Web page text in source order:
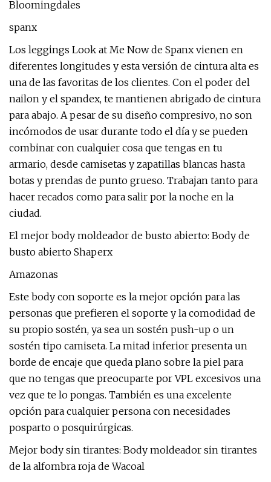
Bloomingdales
spanx
Los leggings Look at Me Now de Spanx vienen en
diferentes longitudes y esta versión de cintura alta es
una de las favoritas de los clientes. Con el poder del
nailon y el spandex, te mantienen abrigado de cintura
para abajo. A pesar de su diseño compresivo, no son
incómodos de usar durante todo el día y se pueden
combinar con cualquier cosa que tengas en tu
armario, desde camisetas y zapatillas blancas hasta
botas y prendas de punto grueso. Trabajan tanto para
hacer recados como para salir por la noche en la
ciudad.
El mejor body moldeador de busto abierto: Body de
busto abierto Shaperx
Amazonas
Este body con soporte es la mejor opción para las
personas que prefieren el soporte y la comodidad de
su propio sostén, ya sea un sostén push-up o un
sostén tipo camiseta. La mitad inferior presenta un
borde de encaje que queda plano sobre la piel para
que no tengas que preocuparte por VPL excesivos una
vez que te lo pongas. También es una excelente
opción para cualquier persona con necesidades
posparto o posquirúrgicas.
Mejor body sin tirantes: Body moldeador sin tirantes
de la alfombra roja de Wacoal